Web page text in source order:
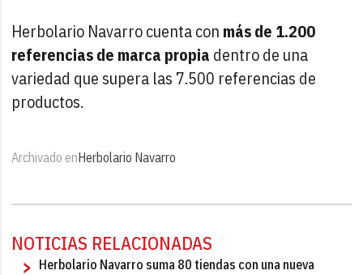
Herbolario Navarro cuenta con más de 1.200
referencias de marca propia dentro de una
variedad que supera las 7.500 referencias de
productos.
Archivado enHerbolario Navarro
NOTICIAS RELACIONADAS
Herbolario Navarro suma 80 tiendas con una nueva